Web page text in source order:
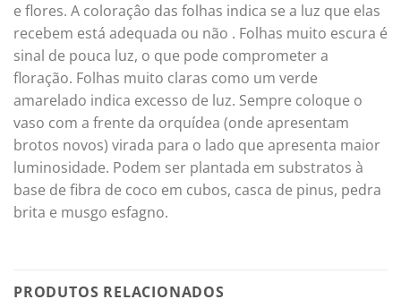
e flores. A coloraçâo das folhas indica se a luz que elas
recebem está adequada ou não . Folhas muito escura é
sinal de pouca luz, o que pode comprometer a
floração. Folhas muito claras como um verde
amarelado indica excesso de luz. Sempre coloque o
vaso com a frente da orquídea (onde apresentam
brotos novos) virada para o lado que apresenta maior
luminosidade. Podem ser plantada em substratos à
base de fibra de coco em cubos, casca de pinus, pedra
brita e musgo esfagno.
PRODUTOS RELACIONADOS